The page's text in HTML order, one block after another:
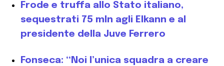
Frode e truffa allo Stato italiano,
sequestrati 75 mln agli Elkann e al
presidente della Juve Ferrero
Fonseca: “Noi l’unica squadra a creare